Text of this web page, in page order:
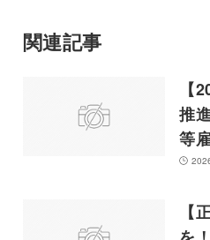
関連記事
【
推
等
【